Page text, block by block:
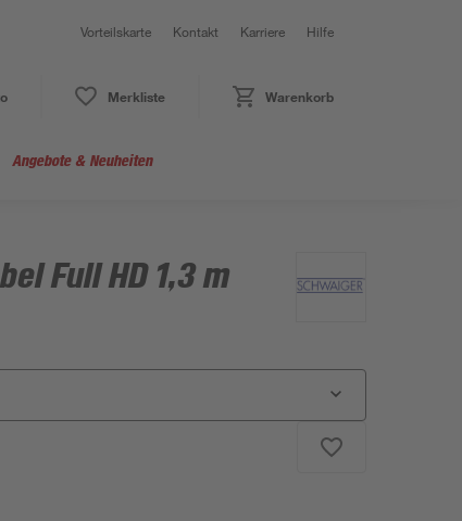
Vorteilskarte Kontakt Karriere Hilfe
Merkliste Warenkorb
Angebote & Neuheiten
Full HD 1,3 m